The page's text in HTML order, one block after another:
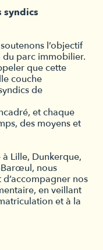
syndics
l’objectif
du parc immobilier.
que cette
couche
de
et chaque
des moyens et
Lille, Dunkerque,
nous
nos
en veillant
et à la